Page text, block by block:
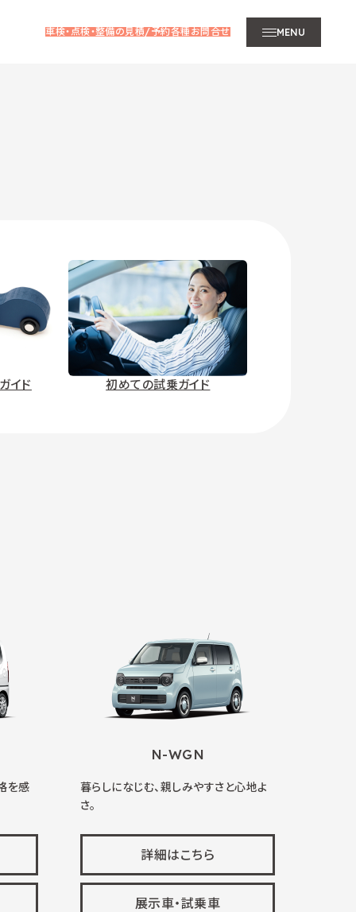
車検・点検・整備の見積/予約各種お問合せ MENU
イド 初めての試乗ガイド
を感
N-WGN
暮らしになじむ、親しみやすさと心地よ
さ。
詳細はこちら
展示車・試乗車